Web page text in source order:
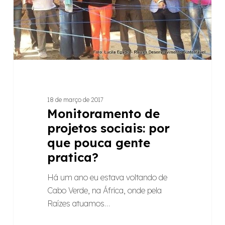
pouca
gente
pratica?
18 de março de 2017
Monitoramento de
projetos sociais: por
que pouca gente
pratica?
Há um ano eu estava voltando de
Cabo Verde, na África, onde pela
Raízes atuamos…